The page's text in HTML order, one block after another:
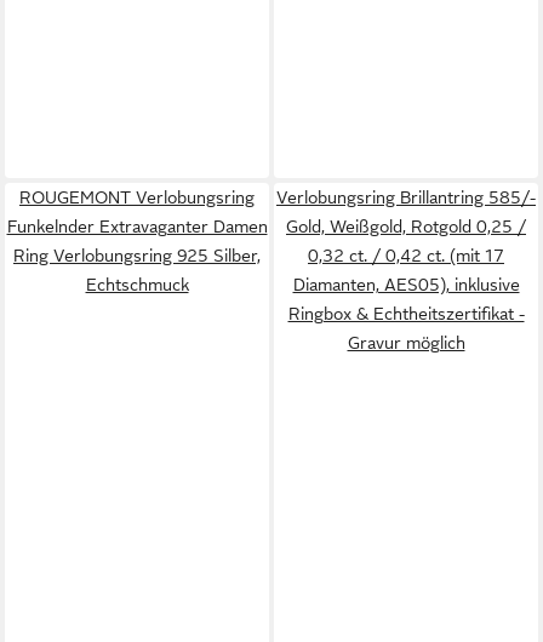
ROUGEMONT Verlobungsring
Funkelnder Extravaganter Damen
Ring Verlobungsring 925 Silber,
Echtschmuck
Verlobungsring Brillantring 585/-
Gold, Weißgold, Rotgold 0,25 /
0,32 ct. / 0,42 ct. (mit 17
Diamanten, AES05), inklusive
Ringbox & Echtheitszertifikat -
Gravur möglich